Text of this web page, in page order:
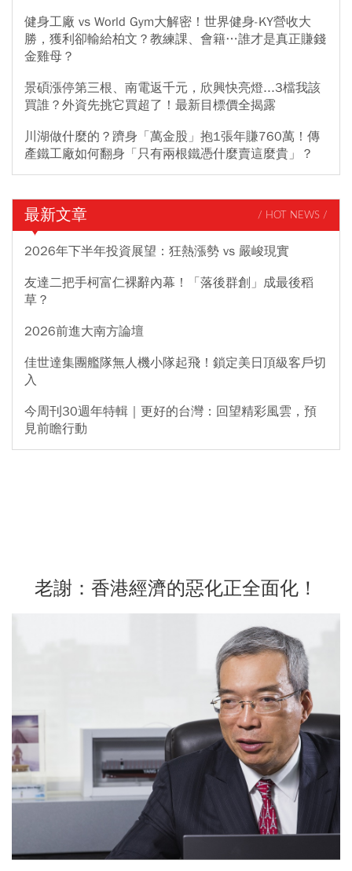
健身工廠 vs World Gym大解密！世界健身-KY營收大
勝，獲利卻輸給柏文？教練課、會籍…誰才是真正賺錢
金雞母？
景碩漲停第三根、南電返千元，欣興快亮燈...3檔我該
買誰？外資先挑它買超了！最新目標價全揭露
川湖做什麼的？躋身「萬金股」抱1張年賺760萬！傳
產鐵工廠如何翻身「只有兩根鐵憑什麼賣這麼貴」？
最新文章 / HOT NEWS /
2026年下半年投資展望：狂熱漲勢 vs 嚴峻現實
友達二把手柯富仁裸辭內幕！「落後群創」成最後稻
草？
2026前進大南方論壇
佳世達集團艦隊無人機小隊起飛！鎖定美日頂級客戶切
入
今周刊30週年特輯｜更好的台灣：回望精彩風雲，預
見前瞻行動
老謝：香港經濟的惡化正全面化！